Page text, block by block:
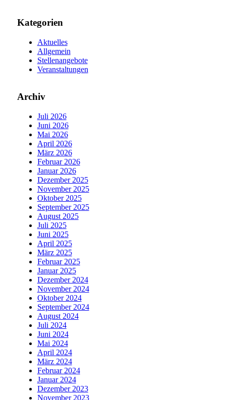
Kategorien
Aktuelles
Allgemein
Stellenangebote
Veranstaltungen
Archiv
Juli 2026
Juni 2026
Mai 2026
April 2026
März 2026
Februar 2026
Januar 2026
Dezember 2025
November 2025
Oktober 2025
September 2025
August 2025
Juli 2025
Juni 2025
April 2025
März 2025
Februar 2025
Januar 2025
Dezember 2024
November 2024
Oktober 2024
September 2024
August 2024
Juli 2024
Juni 2024
Mai 2024
April 2024
März 2024
Februar 2024
Januar 2024
Dezember 2023
November 2023